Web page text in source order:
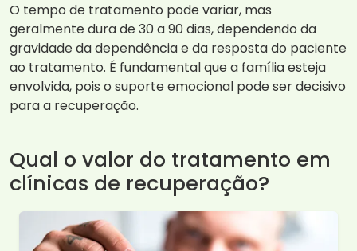
O tempo de tratamento pode variar, mas
geralmente dura de 30 a 90 dias, dependendo da
gravidade da dependência e da resposta do paciente
ao tratamento. É fundamental que a família esteja
envolvida, pois o suporte emocional pode ser decisivo
para a recuperação.
Qual o valor do tratamento em
clínicas de recuperação?